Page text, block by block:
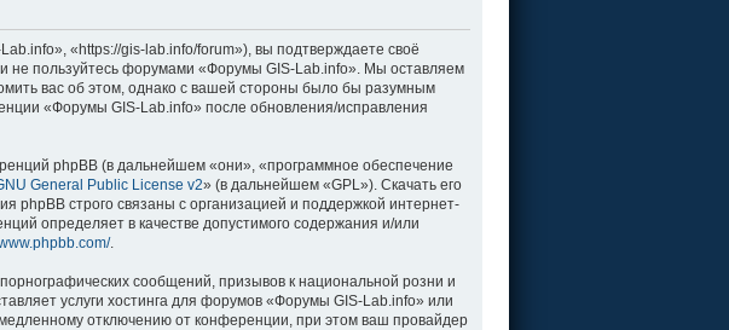
«https://gis-lab.info/forum»), вы подтверждаете своё
не пользуйтесь форумами «Форумы GIS-Lab.info». Мы оставляем
вас об этом, однако с вашей стороны было бы разумным
«Форумы GIS-Lab.info» после обновления/исправления
phpBB (в дальнейшем «они», «программное обеспечение
General Public License v2» (в дальнейшем «GPL»). Скачать его
phpBB строго связаны с организацией и поддержкой интернет-
определяет в качестве допустимого содержания и/или
.
сообщений, призывов к национальной розни и
услуги хостинга для форумов «Форумы GIS-Lab.info» или
отключению от конференции, при этом ваш провайдер